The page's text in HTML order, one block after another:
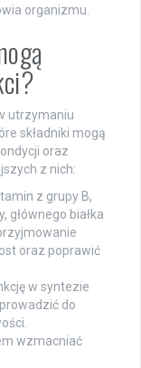
organizmu.
utrzymaniu
składniki mogą
oraz
z nich:
z grupy B,
głównego białka
oraz poprawić
w syntezie
do
wzmacniać